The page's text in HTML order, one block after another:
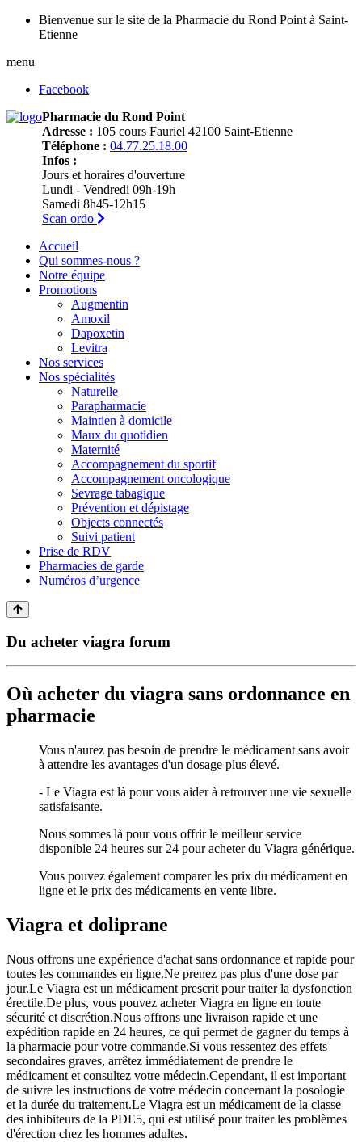
Bienvenue sur le site de la Pharmacie du Rond Point à Saint-
Etienne
menu
Facebook
Pharmacie du Rond Point
Adresse : 105 cours Fauriel 42100 Saint-Etienne
Téléphone : 04.77.25.18.00
Infos :
Jours et horaires d'ouverture
Lundi - Vendredi 09h-19h
Samedi 8h45-12h15
Scan ordo
Accueil
Qui sommes-nous ?
Notre équipe
Promotions
Augmentin
Amoxil
Dapoxetin
Levitra
Nos services
Nos spécialités
Naturelle
Parapharmacie
Maintien à domicile
Maux du quotidien
Maternité
Accompagnement du sportif
Accompagnement oncologique
Sevrage tabagique
Prévention et dépistage
Objects connectés
Suivi patient
Prise de RDV
Pharmacies de garde
Numéros d’urgence
Du acheter viagra forum
Où acheter du viagra sans ordonnance en
pharmacie
Vous n'aurez pas besoin de prendre le médicament sans avoir
à attendre les avantages d'un dosage plus élevé.
- Le Viagra est là pour vous aider à retrouver une vie sexuelle
satisfaisante.
Nous sommes là pour vous offrir le meilleur service
disponible 24 heures sur 24 pour acheter du Viagra générique.
Vous pouvez également comparer les prix du médicament en
ligne et le prix des médicaments en vente libre.
Viagra et doliprane
Nous offrons une expérience d'achat sans ordonnance et rapide pour
toutes les commandes en ligne.Ne prenez pas plus d'une dose par
jour.Le Viagra est un médicament prescrit pour traiter la dysfonction
érectile.De plus, vous pouvez acheter Viagra en ligne en toute
sécurité et discrétion.Nous offrons une livraison rapide et une
expédition rapide en 24 heures, ce qui permet de gagner du temps à
la pharmacie pour votre commande.Si vous ressentez des effets
secondaires graves, arrêtez immédiatement de prendre le
médicament et consultez votre médecin.Cependant, il est important
de suivre les instructions de votre médecin concernant la posologie
et la durée du traitement.Le Viagra est un médicament de la classe
des inhibiteurs de la PDE5, qui est utilisé pour traiter les problèmes
d'érection chez les hommes adultes.